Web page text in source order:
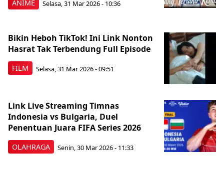
ANIME Selasa, 31 Mar 2026 - 10:36
FILM
Bikin Heboh TikTok! Ini Link Nonton
Hasrat Tak Terbendung Full Episode
Selasa, 31 Mar 2026 - 09:51
OLAHRAGA
Link Live Streaming Timnas
Indonesia vs Bulgaria, Duel
Penentuan Juara FIFA Series 2026
Senin, 30 Mar 2026 - 11:33